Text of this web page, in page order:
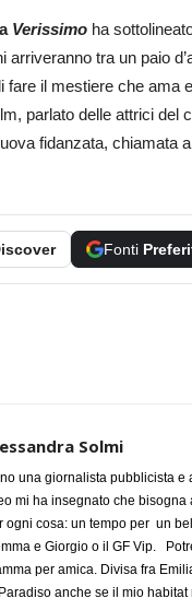
Verissimo ha
arriveranno tra un paio
fare il mestiere che ama
parlato delle attrici
fidanzata, chiamata
Fonti
Solmi
una giornalista pubblicista e
mi ha insegnato che bisogna
ogni cosa: un tempo per un
e Giorgio o il GF Vip.
per amica. Divisa fra
anche se il mio habitat